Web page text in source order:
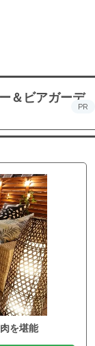
＆ビアガーデ
PR
を堪能